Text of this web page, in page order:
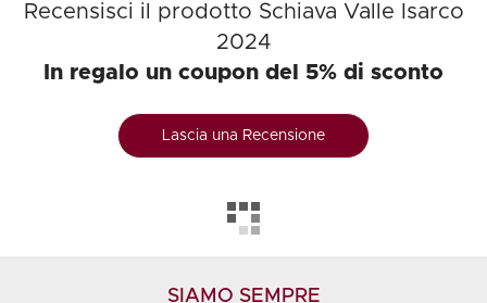
Recensisci il prodotto Schiava Valle Isarco
2024
In regalo un coupon del 5% di sconto
Lascia una Recensione
SIAMO SEMPRE